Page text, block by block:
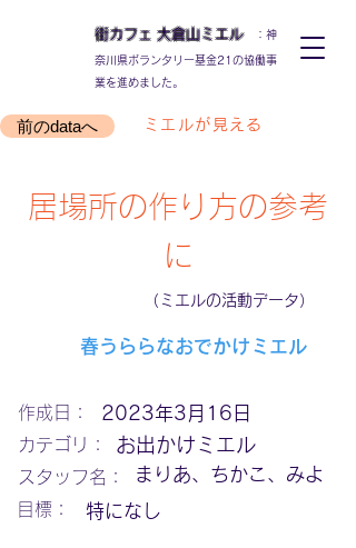
街カフェ 大倉山ミエル：神
奈川県ボランタリー基金21の協働事
業を進めました。
前のdataへ ミエルが見える
居場所の作り方の参考
に
（ミエルの活動データ）
春うららなおでかけミエル
作成日： 2023年3月16日
お出かけミエル
カテゴリ：
スタッフ名：
まりあ、ちかこ、みよ
​目標： 特になし